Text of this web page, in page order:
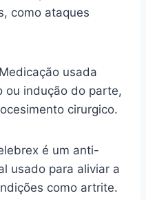
como ataques
usada
ou indução do parte,
cirurgico.
é um anti-
usado para aliviar a
como artrite.